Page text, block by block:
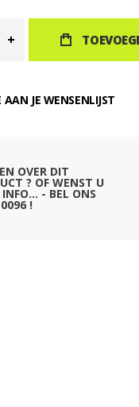
AAN JE WENSENLIJST
OVER DIT
? OF WENST U
INFO... - BEL ONS
!